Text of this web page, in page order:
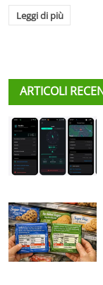
Leggi di più
ARTICOLI